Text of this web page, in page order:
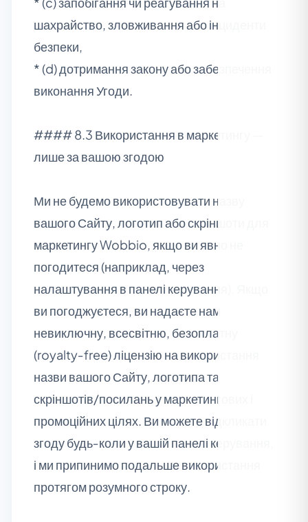
шахрайство, зловживання або інциденти
безпеки,
* (d) дотримання закону або забезпечення
виконання Угоди.
#### 8.3 Використання в маркетингу —
лише за вашою згодою
Ми не будемо використовувати назву
вашого Сайту, логотип або скріншоти для
маркетингу Wobbio, якщо ви явно не
погодитеся (наприклад, через
налаштування в панелі керування). Якщо
ви погоджуєтеся, ви надаєте нам
невиключну, всесвітню, безоплатну
(royalty‑free) ліцензію на використання
назви вашого Сайту, логотипа та
скріншотів/посилань у маркетингових і
промоційних цілях. Ви можете відкликати
згоду будь‑коли у вашій панелі керування,
і ми припинимо подальше використання
протягом розумного строку.